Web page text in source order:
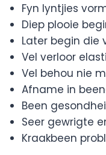
Fyn lyntjies
Diep plooie
Later begin die
Vel verloor
Vel behou nie
Afname in
Been
Seer gewrigte
Kraakbeen